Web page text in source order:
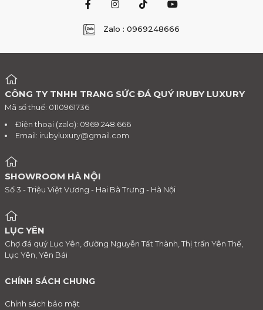
Zalo : 0969248666
CÔNG TY TNHH TRANG SỨC ĐÁ QUÝ IRUBY LUXURY
Mã số thuế: 0110961736
Điện thoại (zalo): 0969.248.666
Email: irubyluxury@gmail.com
SHOWROOM HÀ NỘI
Số 3 - Triệu Việt Vương - Hai Bà Trưng - Hà Nội
LỤC YÊN
Chợ đá quý Lục Yên, đường Nguyễn Tất Thành, Thị trấn Yên Thế,
Lục Yên, Yên Bái
CHÍNH SÁCH CHUNG
Chính sách bảo mật